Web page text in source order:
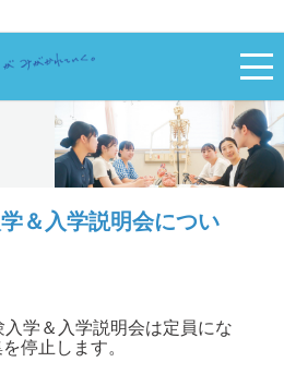
＆入学説明会につい
学＆入学説明会は定員にな
停止します。